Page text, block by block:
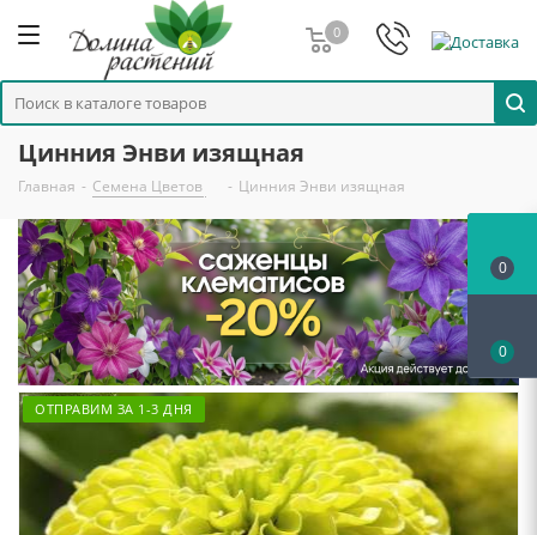
0
Цинния Энви изящная
Главная - Семена Цветов - Цинния Энви изящная
ОТПРАВИМ ЗА 1-3 ДНЯ
0
0